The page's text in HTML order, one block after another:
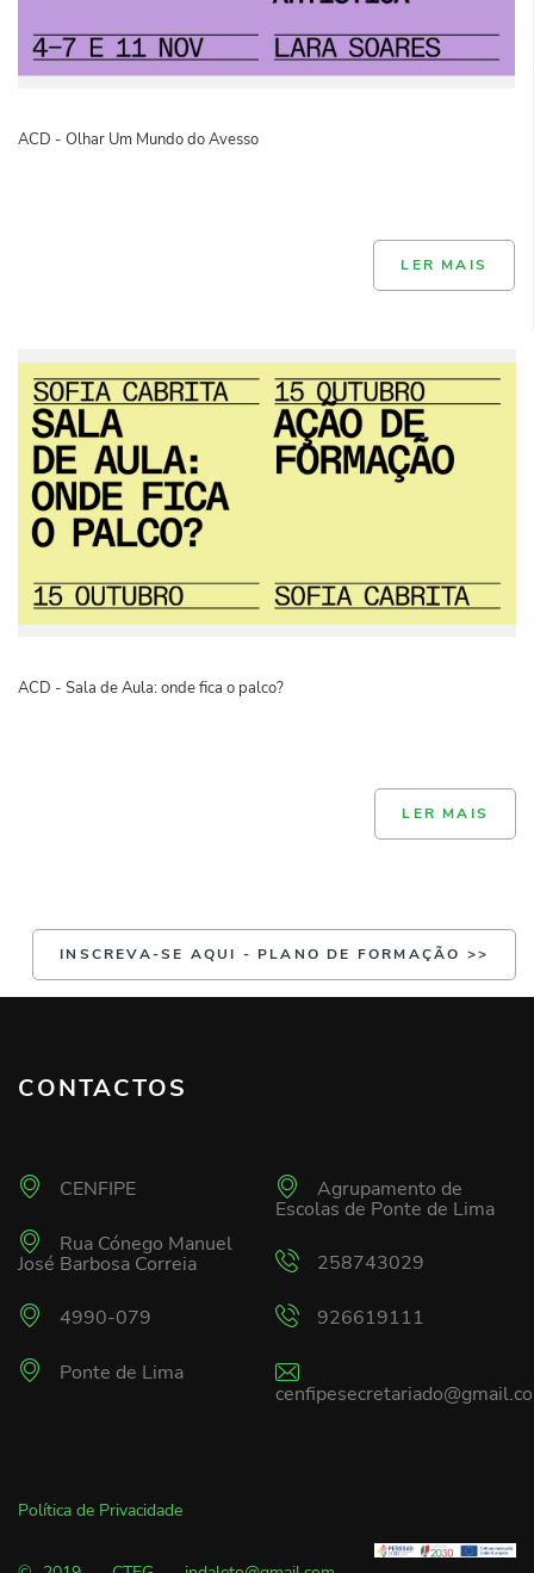
ACD - Olhar Um Mundo do Avesso
LER MAIS
ACD - Sala de Aula: onde fica o palco?
LER MAIS
INSCREVA-SE AQUI - PLANO DE FORMAÇÃO >>
CONTACTOS
CENFIPE
Rua Cónego Manuel
José Barbosa Correia
4990-079
Ponte de Lima
Agrupamento de
Escolas de Ponte de Lima
258743029
926619111
Política de Privacidade